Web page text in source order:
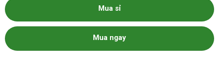
Mua sỉ
Mua ngay